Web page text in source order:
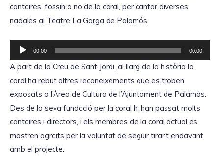
cantaires, fossin o no de la coral, per cantar diverses
nadales al Teatre La Gorga de Palamós.
e
00:00 00:00
A part de la Creu de Sant Jordi, al llarg de la història la
coral ha rebut altres reconeixements que es troben
exposats a l’Àrea de Cultura de l’Ajuntament de Palamós.
Des de la seva fundació per la coral hi han passat molts
cantaires i directors, i els membres de la coral actual es
mostren agraïts per la voluntat de seguir tirant endavant
amb el projecte.